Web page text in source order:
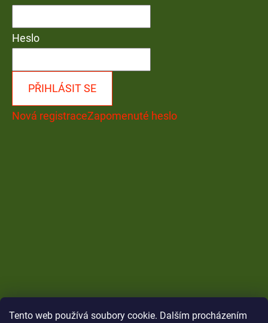
Tento web používá soubory cookie. Dalším procházením
Heslo
PŘIHLÁSIT SE
Nová registraceZapomenuté heslo